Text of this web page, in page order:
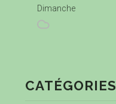
Dimanche
CATÉGORIES